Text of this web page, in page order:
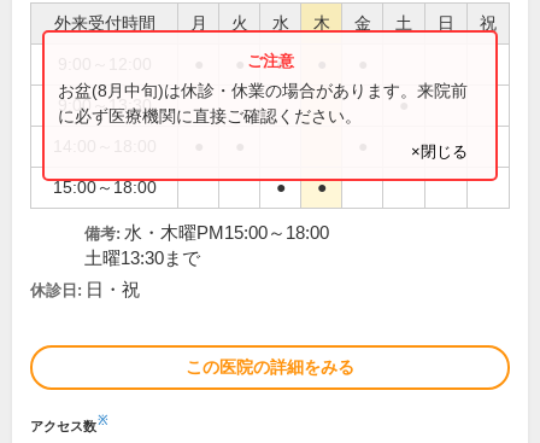
外来受付時間 月 火 水 木 金 土 日 祝
●
9:00～13:30 ●
15:00～18:00 ● ●
お盆(8月中旬)は休診・休業の場合があります。来院前
に必ず医療機関に直接ご確認ください。
×閉じる
備考: 水・木曜PM15:00～18:00
土曜13:30まで
休診日: 日・祝
この医院の詳細をみる
アクセス数※